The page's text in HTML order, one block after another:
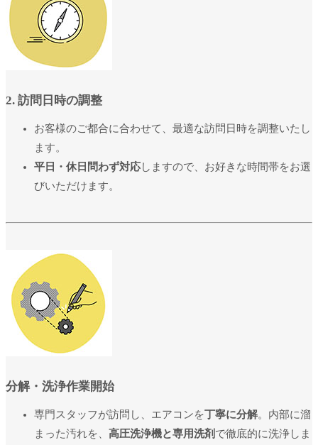
2. 訪問日時の調整
お客様のご都合に合わせて、最適な訪問日時を調整いたし
ます。
平日・休日問わず対応しますので、お好きな時間帯をお選
びいただけます。
分解・洗浄作業開始
専門スタッフが訪問し、エアコンを丁寧に分解。内部に溜
まった汚れを、 高圧洗浄機と専用洗剤 で徹底的に洗浄しま